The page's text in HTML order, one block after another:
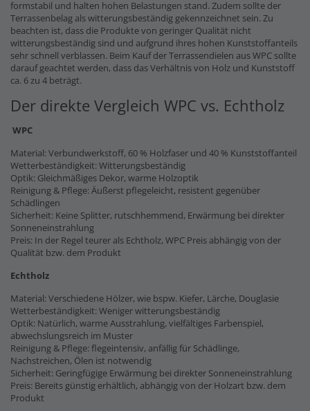
formstabil und halten hohen Belastungen stand. Zudem sollte der
Terrassenbelag als witterungsbeständig gekennzeichnet sein. Zu
beachten ist, dass die Produkte von geringer Qualität nicht
witterungsbeständig sind und aufgrund ihres hohen Kunststoffanteils
sehr schnell verblassen. Beim Kauf der Terrassendielen aus WPC sollte
darauf geachtet werden, dass das Verhältnis von Holz und Kunststoff
ca. 6 zu 4 beträgt.
Der direkte Vergleich WPC vs. Echtholz
WPC
Material: Verbundwerkstoff, 60 % Holzfaser und 40 % Kunststoffanteil
Wetterbeständigkeit: Witterungsbeständig
Optik: Gleichmäßiges Dekor, warme Holzoptik
Reinigung & Pflege: Äußerst pflegeleicht, resistent gegenüber
Schädlingen
Sicherheit: Keine Splitter, rutschhemmend, Erwärmung bei direkter
Sonneneinstrahlung
Preis: In der Regel teurer als Echtholz, WPC Preis abhängig von der
Qualität bzw. dem Produkt
Echtholz
Material: Verschiedene Hölzer, wie bspw. Kiefer, Lärche, Douglasie
Wetterbeständigkeit: Weniger witterungsbeständig
Optik: Natürlich, warme Ausstrahlung, vielfältiges Farbenspiel,
abwechslungsreich im Muster
Reinigung & Pflege: flegeintensiv, anfällig für Schädlinge,
Nachstreichen, Ölen ist notwendig
Sicherheit: Geringfügige Erwärmung bei direkter Sonneneinstrahlung
Preis: Bereits günstig erhältlich, abhängig von der Holzart bzw. dem
Produkt